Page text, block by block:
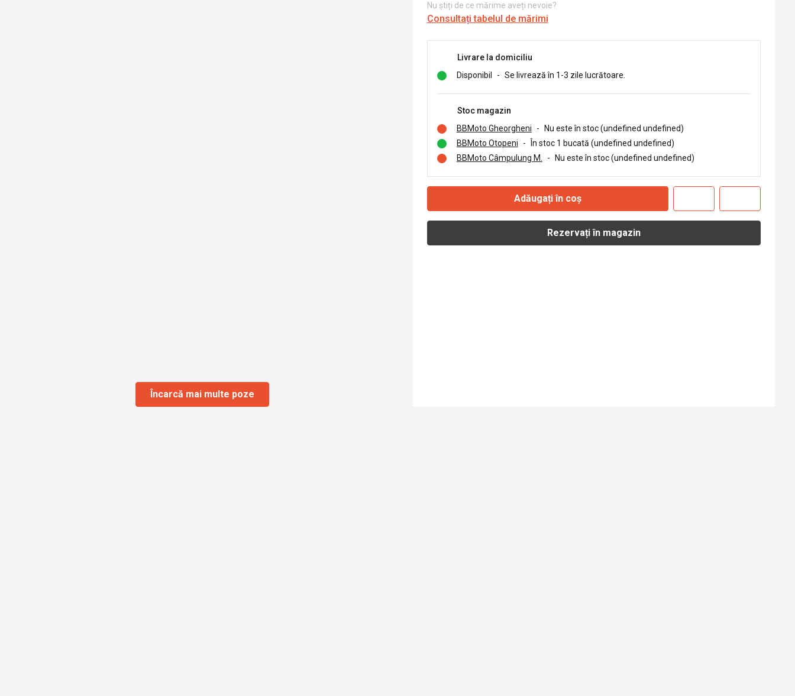
Încarcă mai multe poze
Nu știți de ce mărime aveți nevoie?
Consultați tabelul de mărimi
Livrare la domiciliu
Disponibil
- Se livrează în 1-3 zile lucrătoare.
Stoc magazin
BBMoto Gheorgheni
-
Nu este în stoc (undefined undefined)
BBMoto Otopeni
-
În stoc 1 bucată (undefined undefined)
BBMoto Câmpulung M.
- Nu este în stoc (undefined undefined)
Adăugați în coș
Rezervați în magazin